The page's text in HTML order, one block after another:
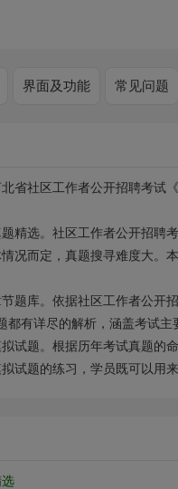
界面及功能 常见问题
省社区工作者公开招聘考试
精选。社区工作者公开招聘
况而定，真题搜寻难度大。
题库。依据社区工作者公开
都有详尽的解析，涵盖考试主
试题。根据历年考试真题的
试题的练习，学员既可以用